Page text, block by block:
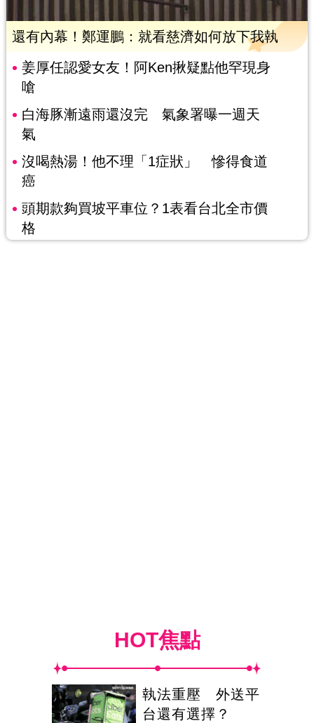
還有內幕！鄭運鵬：就看慈濟如何放下我執
姜厚任認愛女友！阿Ken揪疑點他罕現身
嗆
白海豚漸遠雨還沒完 氣象署曝一週天
氣
沒喝熱湯！他不理「1症狀」 慘得食道
癌
頭期款夠買坡平車位？1表看台北全市價
格
HOT焦點
執法重壓 外送平
台還有選擇？